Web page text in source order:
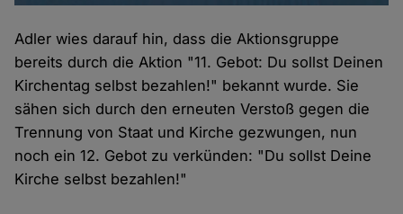
Adler wies darauf hin, dass die Aktionsgruppe
bereits durch die Aktion "11. Gebot: Du sollst Deinen
Kirchentag selbst bezahlen!" bekannt wurde. Sie
sähen sich durch den erneuten Verstoß gegen die
Trennung von Staat und Kirche gezwungen, nun
noch ein 12. Gebot zu verkünden: "Du sollst Deine
Kirche selbst bezahlen!"